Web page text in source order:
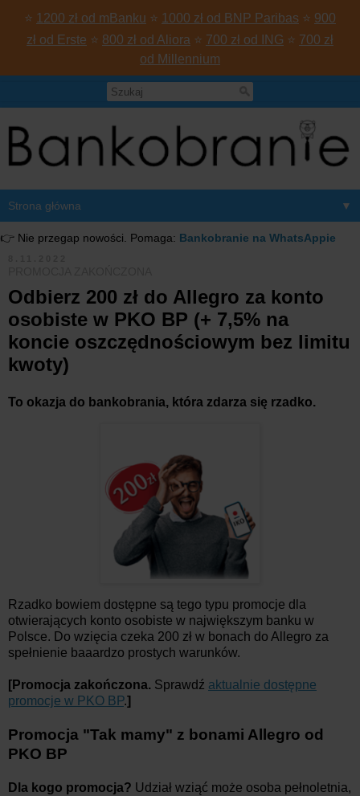
⭐ 1200 zł od mBanku ⭐ 1000 zł od BNP Paribas ⭐ 900
zł od Erste ⭐ 800 zł od Aliora ⭐ 700 zł od ING ⭐ 700 zł
od Millennium
▼
👉 Nie przegap nowości. Pomaga: Bankobranie na WhatsAppie
Odbierz 200 zł do Allegro za konto
osobiste w PKO BP (+ 7,5% na
koncie oszczędnościowym bez limitu
kwoty)
To okazja do bankobrania, która zdarza się rzadko.
Rzadko bowiem dostępne są tego typu promocje dla
otwierających konto osobiste w największym banku w
Polsce. Do wzięcia czeka 200 zł w bonach do Allegro za
spełnienie baaardzo prostych warunków.
[Promocja zakończona. Sprawdź aktualnie dostępne
promocje w PKO BP.]
Promocja "Tak mamy" z bonami Allegro od
PKO BP
Dla kogo promocja? Udział wziąć może osoba pełnoletnia,